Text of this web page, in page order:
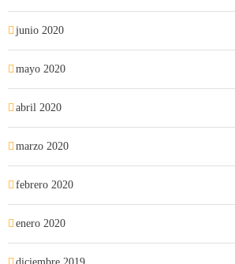
junio 2020
mayo 2020
abril 2020
marzo 2020
febrero 2020
enero 2020